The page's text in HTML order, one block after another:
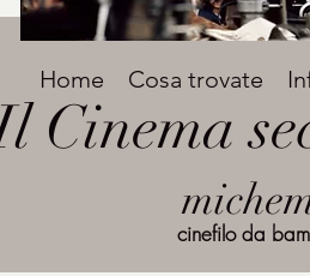
Titolo
grande
Avenir Light una
designer. Facile da
utilizzata per titoli e
Cinema
Home Cosa trovate
cinefilo da